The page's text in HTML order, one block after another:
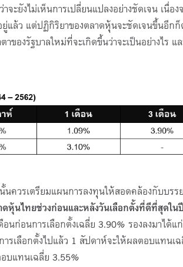
ยังไม่เห็นการเปลี่ยนแปลงอย่างชัดเจน เนื่อง
แล้ว แต่ปฏิกิริยาของตลาดหุ้นจะชัดเจนขึ้นอีกก็
ของรัฐบาลใหม่ที่จะเกิดขึ้นว่าจะเป็นอย่างไร แ
ควรเตรียมแผนการลงทุนให้สอดคล้องกับบรร
หุ้นไทยช่วงก่อนและหลังวันเลือกตั้งที่ดีที่สุดในปี
อนก่อนการเลือกตั้งเฉลี่ย 3.90% รองลงมาได้
รเลือกตั้งไปแล้ว 1 สัปดาห์จะให้ผลตอบแทนเ
บแทนเฉลี่ย 3.55%